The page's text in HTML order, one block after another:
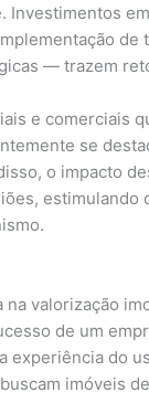
Investimentos
— trazem
e comerciais
se
o impacto
na valorização
de um
experiência do
imóveis